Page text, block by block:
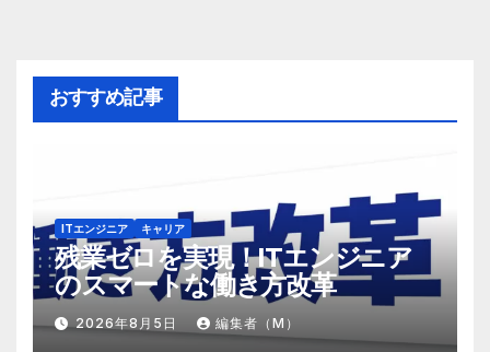
おすすめ記事
ITエンジニア キャリア
残業ゼロを実現！ITエンジニア
のスマートな働き方改革
2026年8月5日 編集者（M）